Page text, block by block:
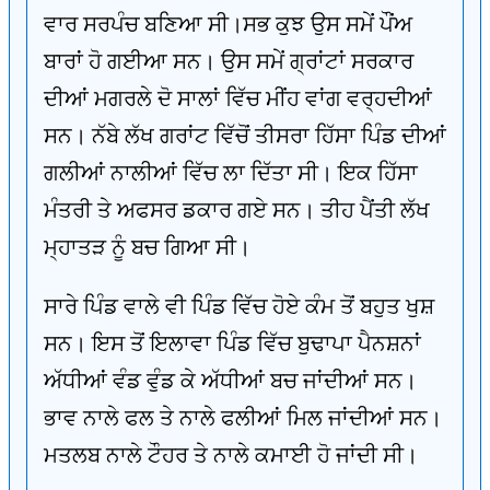
ਵਾਰ ਸਰਪੰਚ ਬਣਿਆ ਸੀ।ਸਭ ਕੁਝ ਉਸ ਸਮੇਂ ਪੌਂਅ
ਬਾਰਾਂ ਹੋ ਗਈਆ ਸਨ। ਉਸ ਸਮੇਂ ਗ੍ਰਾਂਟਾਂ ਸਰਕਾਰ
ਦੀਆਂ ਮਗਰਲੇ ਦੋ ਸਾਲਾਂ ਵਿੱਚ ਮੀਂਹ ਵਾਂਗ ਵਰ੍ਹਦੀਆਂ
ਸਨ। ਨੱਬੇ ਲੱਖ ਗਰਾਂਟ ਵਿੱਚੋਂ ਤੀਸਰਾ ਹਿੱਸਾ ਪਿੰਡ ਦੀਆਂ
ਗਲੀਆਂ ਨਾਲੀਆਂ ਵਿੱਚ ਲਾ ਦਿੱਤਾ ਸੀ। ਇਕ ਹਿੱਸਾ
ਮੰਤਰੀ ਤੇ ਅਫਸਰ ਡਕਾਰ ਗਏ ਸਨ। ਤੀਹ ਪੈਂਤੀ ਲੱਖ
ਮ੍ਹਾਤੜ ਨੂੰ ਬਚ ਗਿਆ ਸੀ।
ਸਾਰੇ ਪਿੰਡ ਵਾਲੇ ਵੀ ਪਿੰਡ ਵਿੱਚ ਹੋਏ ਕੰਮ ਤੋਂ ਬਹੁਤ ਖੁਸ਼
ਸਨ। ਇਸ ਤੋਂ ਇਲਾਵਾ ਪਿੰਡ ਵਿੱਚ ਬੁਢਾਪਾ ਪੈਨਸ਼ਨਾਂ
ਅੱਧੀਆਂ ਵੰਡ ਵੁੰਡ ਕੇ ਅੱਧੀਆਂ ਬਚ ਜਾਂਦੀਆਂ ਸਨ।
ਭਾਵ ਨਾਲੇ ਫਲ ਤੇ ਨਾਲੇ ਫਲੀਆਂ ਮਿਲ ਜਾਂਦੀਆਂ ਸਨ।
ਮਤਲਬ ਨਾਲੇ ਟੌਹਰ ਤੇ ਨਾਲੇ ਕਮਾਈ ਹੋ ਜਾਂਦੀ ਸੀ।